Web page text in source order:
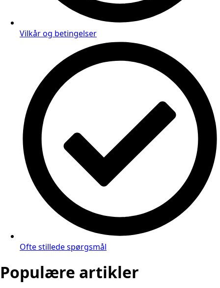
Vilkår og betingelser
Ofte stillede spørgsmål
Populære artikler